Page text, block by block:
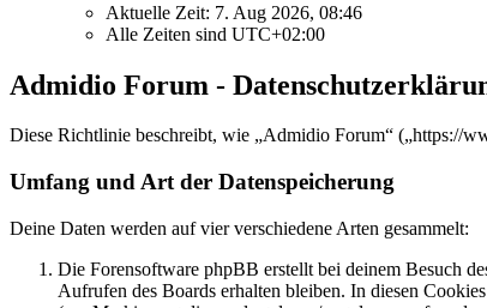
Aktuelle Zeit: 7. Aug 2026, 08:46
Alle Zeiten sind UTC+02:00
Admidio Forum -
Diese Richtlinie beschreibt, wie „Admidio Forum“ („https://
Umfang und Art der Datenspeicherung
Deine Daten werden auf vier verschiedene Arten gesammelt:
Die Forensoftware phpBB erstellt bei deinem Besuch
Aufrufen des Boards erhalten bleiben. In diesen